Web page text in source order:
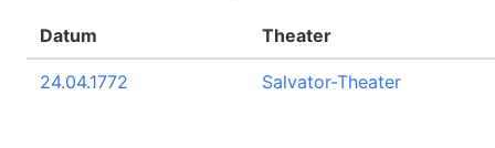
Datum Theater
24.04.1772 Salvator-Theater